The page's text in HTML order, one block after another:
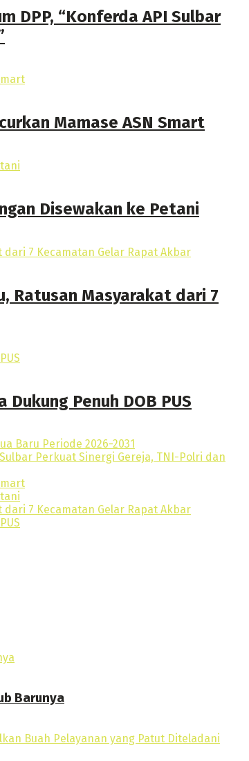
DPP, “Konferda API Sulbar
Mamase ASN Smart
Disewakan ke Petani
Ratusan Masyarakat dari 7
Penuh DOB PUS
Barunya